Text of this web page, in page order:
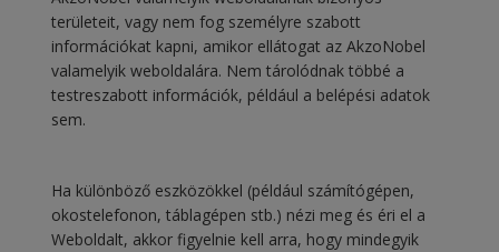
területeit, vagy nem fog személyre szabott
információkat kapni, amikor ellátogat az AkzoNobel
valamelyik weboldalára. Nem tárolódnak többé a
testreszabott információk, például a belépési adatok
sem.
Ha különböző eszközökkel (például számítógépen,
okostelefonon, táblagépen stb.) nézi meg és éri el a
Weboldalt, akkor figyelnie kell arra, hogy mindegyik